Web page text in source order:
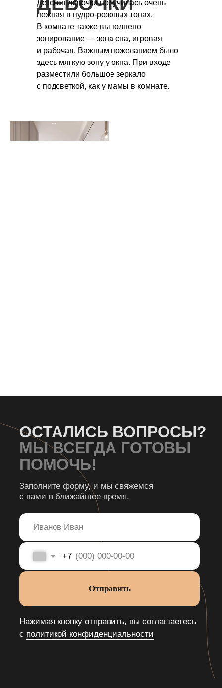
Детская девочки получилась очень
нежная в пудро-розовых тонах.
В комнате также выполнено
зонирование — зона сна, игровая
и рабочая. Важным пожеланием было
здесь мягкую зону у окна. При входе
разместили большое зеркало
с подсветкой, как у мамы в комнате.